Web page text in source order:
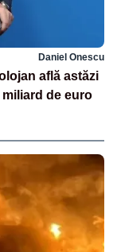
Daniel Onescu
află astăzi
de euro